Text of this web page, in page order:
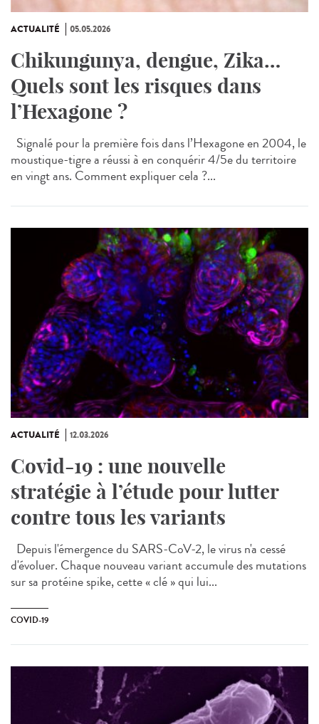
ACTUALITÉ 05.05.2026
Chikungunya, dengue, Zika…
Quels sont les risques dans
l’Hexagone ?
Signalé pour la première fois dans l’Hexagone en 2004, le
moustique-tigre a réussi à en conquérir 4/5e du territoire
en vingt ans. Comment expliquer cela ?...
ACTUALITÉ 12.03.2026
Covid-19 : une nouvelle
stratégie à l’étude pour lutter
contre tous les variants
Depuis l'émergence du SARS-CoV-2, le virus n'a cessé
d'évoluer. Chaque nouveau variant accumule des mutations
sur sa protéine spike, cette « clé » qui lui...
COVID-19